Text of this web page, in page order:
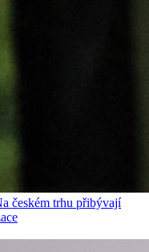
českém trhu přibývají